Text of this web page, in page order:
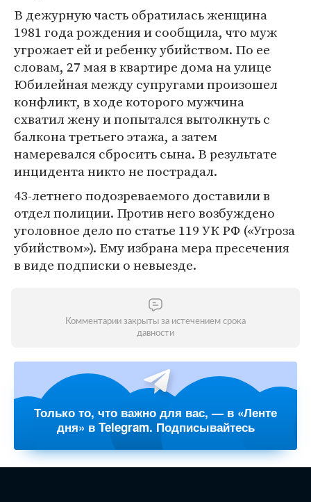
В дежурную часть обратилась женщина
1981 года рождения и сообщила, что муж
угрожает ей и ребенку убийством. По ее
словам, 27 мая в квартире дома на улице
Юбилейная между супругами произошел
конфликт, в ходе которого мужчина
схватил жену и попытался вытолкнуть с
балкона третьего этажа, а затем
намеревался сбросить сына. В результате
инцидента никто не пострадал.
43-летнего подозреваемого доставили в
отдел полиции. Против него возбуждено
уголовное дело по статье 119 УК РФ («Угроза
убийством»). Ему избрана мера пресечения
в виде подписки о невыезде.
Комментарии закрыты за истечением срока
давности
Только то, что важно для вас, — в «Ленте
дня» в Telegram. Подписывайтесь